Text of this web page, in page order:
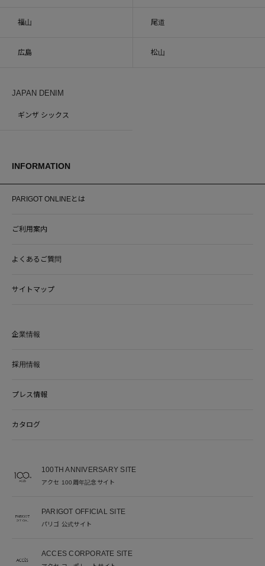
福山 尾道
広島 松山
JAPAN DENIM
ギンザ シックス
INFORMATION
PARIGOT ONLINEとは
ご利用案内
よくあるご質問
サイトマップ
企業情報
採用情報
プレス情報
カタログ
100TH ANNIVERSARY SITE
アクセ 100周年記念サイト
PARIGOT OFFICIAL SITE
パリゴ 公式サイト
ACCES CORPORATE SITE